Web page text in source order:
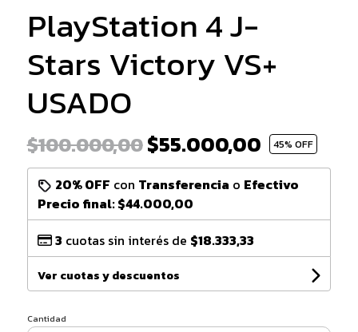
PlayStation 4 J-
Stars Victory VS+
USADO
$100.000,00$55.000,00 45% OFF
20% OFF con Transferencia o Efectivo
Precio final:$44.000,00
3 cuotas sin interés de $18.333,33
Ver cuotas y descuentos
Cantidad